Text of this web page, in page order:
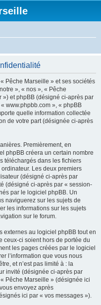
Pêche Marseille » et ses sociétés
», « nos », « Pêche
») et phpBB (désigné ci-après par
www.phpbb.com », « phpBB
quelle information collectée
de votre part (désignée ci-après
Premièrement, en
phpBB créera un certain nombre
téléchargés dans les fichiers
Les deux premiers
(désigné ci-après par
(désigné ci-après par « session-
par le logiciel phpBB. Un
naviguerez sur les sujets de
les informations sur les sujets
sur le forum.
externes au logiciel phpBB tout en
ceux-ci soient hors de portée du
les pages créées par le logiciel
l’information que vous nous
et n’est pas limité à : la
invité (désignée ci-après par
Pêche Marseille » (désignée ici
envoyez après
ici par « vos messages »).